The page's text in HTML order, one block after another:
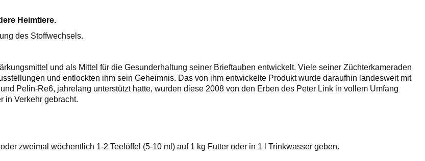
Heimtiere.
des Stoffwechsels.
und als Mittel für die Gesunderhaltung seiner Brieftauben entwickelt. Viele seiner Züchterkameraden
und entlockten ihm sein Geheimnis. Das von ihm entwickelte Produkt wurde daraufhin landesweit mit
Pelin-Re6, jahrelang unterstützt hatte, wurden diese 2008 von den Erben des Peter Link in vollem Umfang
in Verkehr gebracht.
zweimal wöchentlich 1-2 Teelöffel (5-10 ml) auf 1 kg Futter oder in 1 l Trinkwasser geben.